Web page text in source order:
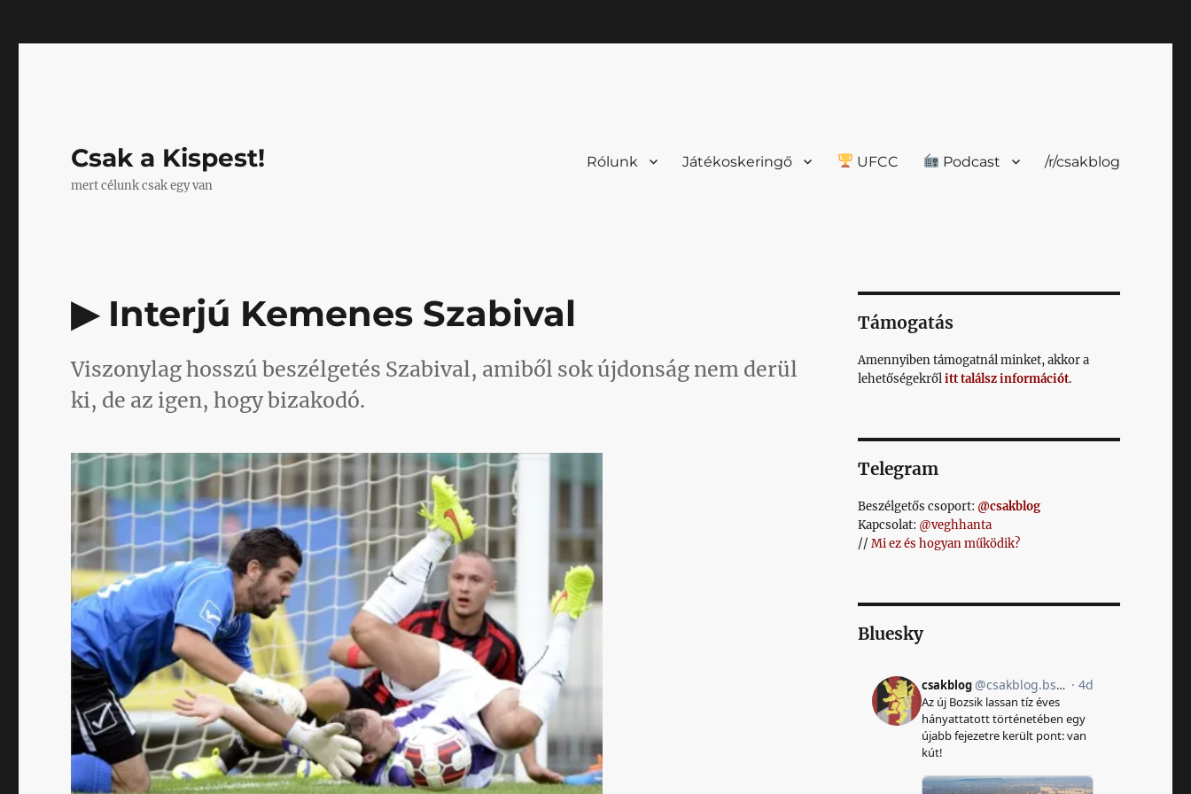
Csak a Kispest!
mert célunk csak egy van
Rólunk Játékoskeringő UFCC Podcast /r/csakblog
▶ Interjú Kemenes Szabival
Viszonylag hosszú beszélgetés Szabival, amiből sok újdonság nem derül
ki, de az igen, hogy bizakodó.
Támogatás
Amennyiben támogatnál minket, akkor a
lehetőségekrőlitt találsz információt.
Telegram
Beszélgetős csoport: @csakblog
Kapcsolat: @veghhanta
// Mi ez és hogyan működik?
Bluesky